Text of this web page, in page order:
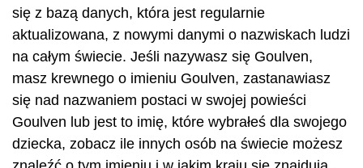
się z bazą danych, która jest regularnie
aktualizowana, z nowymi danymi o nazwiskach ludzi
na całym świecie. Jeśli nazywasz się Goulven,
masz krewnego o imieniu Goulven, zastanawiasz
się nad nazwaniem postaci w swojej powieści
Goulven lub jest to imię, które wybrałeś dla swojego
dziecka, zobacz ile innych osób na świecie możesz